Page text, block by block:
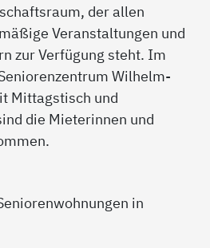
der allen
Veranstaltungen und
zur Verfügung steht. Im
Wilhelm-
Mittagstisch und
die Mieterinnen und